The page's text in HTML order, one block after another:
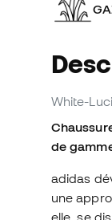
White-
de
adidas
une
elle, se